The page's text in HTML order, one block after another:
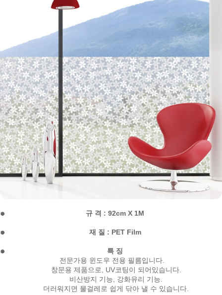
규 격 : 92cm X 1M
재 질 : PET Film
특 징
전문가용 윈도우 전용 필름입니다.
창문용 제품으로, UV코팅이 되어있습니다.
비산방지 기능, 강화유리 기능.
더러워지면 물걸레로 쉽게 닦아 낼 수 있습니다.